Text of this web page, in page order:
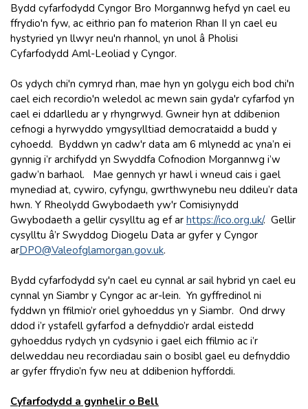
Bydd cyfarfodydd Cyngor Bro Morgannwg hefyd yn cael eu
ffrydio'n fyw, ac eithrio pan fo materion Rhan II yn cael eu
hystyried yn llwyr neu'n rhannol, yn unol â Pholisi
Cyfarfodydd Aml-Leoliad y Cyngor.
Os ydych chi'n cymryd rhan, mae hyn yn golygu eich bod chi'n
cael eich recordio'n weledol ac mewn sain gyda'r cyfarfod yn
cael ei ddarlledu ar y rhyngrwyd. Gwneir hyn at ddibenion
cefnogi a hyrwyddo ymgysylltiad democrataidd a budd y
cyhoedd. Byddwn yn cadw'r data am 6 mlynedd ac yna’n ei
gynnig i’r archifydd yn Swyddfa Cofnodion Morgannwg i’w
gadw’n barhaol. Mae gennych yr hawl i wneud cais i gael
mynediad at, cywiro, cyfyngu, gwrthwynebu neu ddileu’r data
hwn. Y Rheolydd Gwybodaeth yw'r Comisiynydd
Gwybodaeth a gellir cysylltu ag ef ar https://ico.org.uk/. Gellir
cysylltu â’r Swyddog Diogelu Data ar gyfer y Cyngor
arDPO@Valeofglamorgan.gov.uk.
Bydd cyfarfodydd sy'n cael eu cynnal ar sail hybrid yn cael eu
cynnal yn Siambr y Cyngor ac ar-lein. Yn gyffredinol ni
fyddwn yn ffilmio’r oriel gyhoeddus yn y Siambr. Ond drwy
ddod i’r ystafell gyfarfod a defnyddio’r ardal eistedd
gyhoeddus rydych yn cydsynio i gael eich ffilmio ac i’r
delweddau neu recordiadau sain o bosibl gael eu defnyddio
ar gyfer ffrydio’n fyw neu at ddibenion hyfforddi.
Cyfarfodydd a gynhelir o Bell